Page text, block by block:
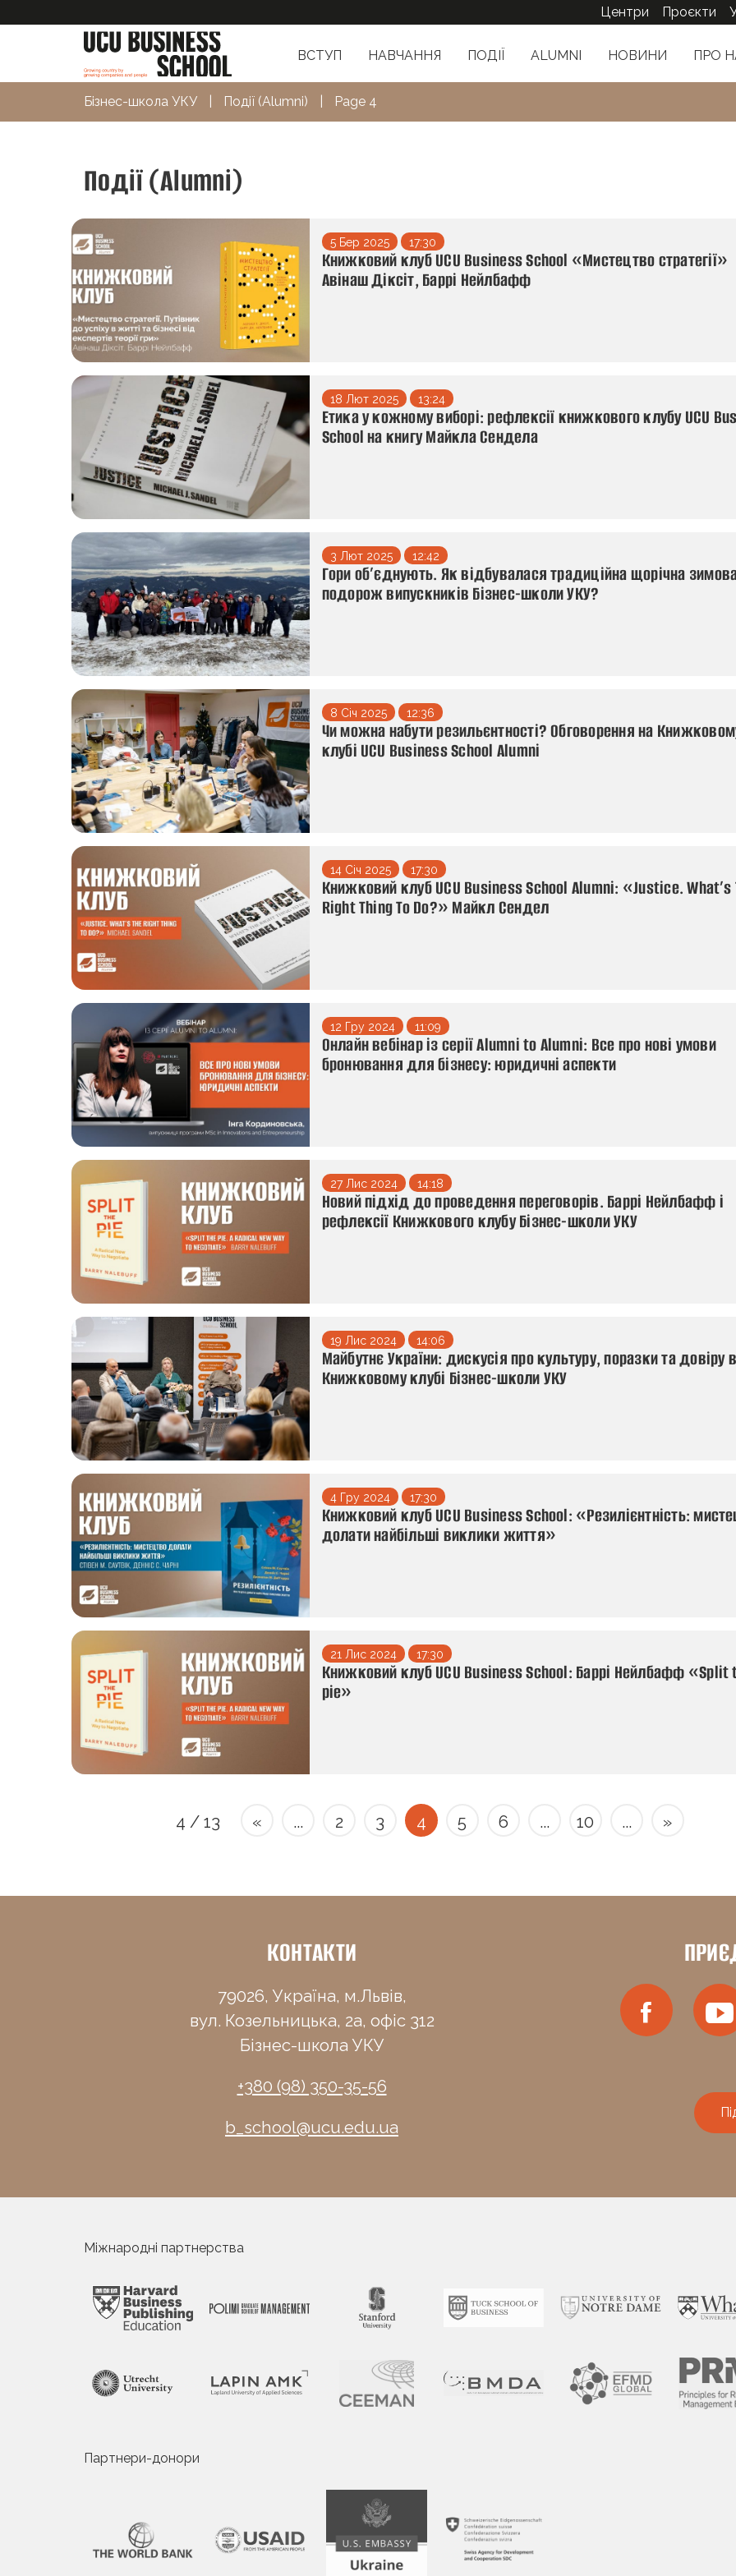
ВСТУП НАВЧАННЯ ПОДІЇ ALUMNI НОВИНИ ПРО
Центри Проєкти
Бізнес-школа УКУ Події (Alumni) Page 4
Події (Alumni)
5 Бер 2025 17:30
Книжковий клуб UCU Business School «Мистецтво стратегії»
Авінаш Діксіт, Баррі Нейлбафф
18 Лют 2025 13:24
Етика у кожному виборі: рефлексії книжкового клубу UCU
School на книгу Майкла Сендела
3 Лют 2025 12:42
Гори об’єднують. Як відбувалася традиційна щорічна
подорож випускників Бізнес-школи УКУ?
8 Січ 2025 12:36
Чи можна набути резильєнтності? Обговорення на
клубі UCU Business School Alumni
14 Січ 2025 17:30
Книжковий клуб UCU Business School Alumni: «Justice. What’s
Right Thing To Do?» Майкл Сендел
12 Гру 2024 11:09
Онлайн вебінар із серії Alumni to Alumni: Все про нові умови
бронювання для бізнесу: юридичні аспекти
27 Лис 2024 14:18
Новий підхід до проведення переговорів. Баррі Нейлбафф і
рефлексії Книжкового клубу Бізнес-школи УКУ
19 Лис 2024 14:06
Майбутнє України: дискусія про культуру, поразки та довіру в
Книжковому клубі Бізнес-школи УКУ
4 Гру 2024 17:30
Книжковий клуб UCU Business School: «Резилієнтність:
долати найбільші виклики життя»
21 Лис 2024 17:30
Книжковий клуб UCU Business School: Баррі Нейлбафф «Split
pie»
4 / 13 « ... 2 3 4 5 6 ... 10 ... »
КОНТАКТИ
79026, Україна, м.Львів,
вул. Козельницька, 2а, офіс 312
Бізнес-школа УКУ
+380 (98) 350-35-56
b_school@ucu.edu.ua
Міжнародні партнерства
Партнери-донори